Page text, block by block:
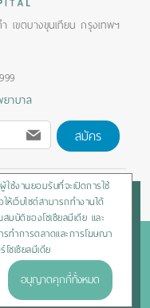
ขตบางขุนเทียน กรุงเทพฯ
ยาบาล
สมัคร
Sitemap/สิทธิผู้ป่วย
All rights reserved
+66-2450-9999
งานยอมรับที่จะเปิดการใช้
เว็บไซต์สามารถทำงานได้
บัติของโซเชียลมีเดีย และ
รทำการตลาดและการโฆษณา
ซเชียลมีเดีย
อนุญาตคุกกี้ทั้งหมด